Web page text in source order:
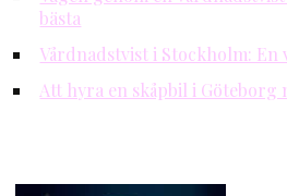
bästa
Vårdnadstvist i Stockholm:
Att hyra en skåpbil i Göteborg